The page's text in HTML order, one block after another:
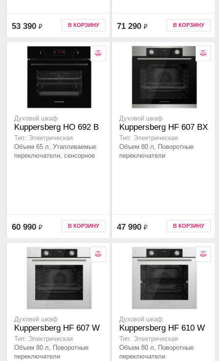
53 390 ₽ В КОРЗИНУ 71 290 ₽ В КОРЗИНУ
Духовой шкаф
Kuppersberg HO 692 B
Тип: Электрическая
Объем 65 л, Утапливаемые
переключатели, сенсорное
60 990 ₽ В КОРЗИНУ
Духовой шкаф
Kuppersberg HF 607 BX
Тип: Электрическая
Объем 80 л, Поворотные
переключатели
47 990 ₽ В КОРЗИНУ
Духовой шкаф
Kuppersberg HF 607 W
Тип: Электрическая
Объем 80 л, Поворотные
переключатели
Духовой шкаф
Kuppersberg HF 610 W
Тип: Электрическая
Объем 80 л, Поворотные
переключатели